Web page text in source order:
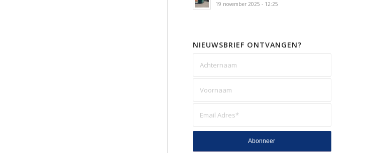
19 november 2025 - 12:25
NIEUWSBRIEF ONTVANGEN?